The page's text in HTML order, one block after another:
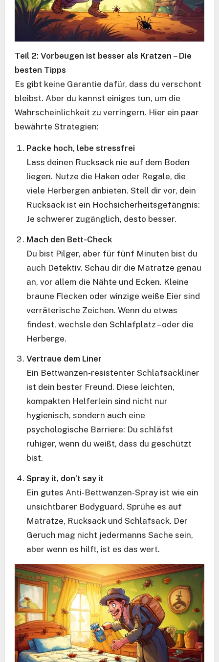
Teil 2: Vorbeugen ist besser als Kratzen – Die
besten Tipps
Es gibt keine Garantie dafür, dass du verschont
bleibst. Aber du kannst einiges tun, um die
Wahrscheinlichkeit zu verringern. Hier ein paar
bewährte Strategien:
Packe hoch, lebe stressfrei
Lass deinen Rucksack nie auf dem Boden
liegen. Nutze die Haken oder Regale, die
viele Herbergen anbieten. Stell dir vor, dein
Rucksack ist ein Hochsicherheitsgefängnis:
Je schwerer zugänglich, desto besser.
Mach den Bett-Check
Du bist Pilger, aber für fünf Minuten bist du
auch Detektiv. Schau dir die Matratze genau
an, vor allem die Nähte und Ecken. Kleine
braune Flecken oder winzige weiße Eier sind
verräterische Zeichen. Wenn du etwas
findest, wechsle den Schlafplatz – oder die
Herberge.
Vertraue dem Liner
Ein Bettwanzen-resistenter Schlafsackliner
ist dein bester Freund. Diese leichten,
kompakten Helferlein sind nicht nur
hygienisch, sondern auch eine
psychologische Barriere: Du schläfst
ruhiger, wenn du weißt, dass du geschützt
bist.
Spray it, don’t say it
Ein gutes Anti-Bettwanzen-Spray ist wie ein
unsichtbarer Bodyguard. Sprühe es auf
Matratze, Rucksack und Schlafsack. Der
Geruch mag nicht jedermanns Sache sein,
aber wenn es hilft, ist es das wert.